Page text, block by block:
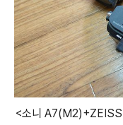
<소니